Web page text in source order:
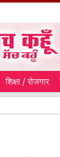
शिक्षा / रोजगार